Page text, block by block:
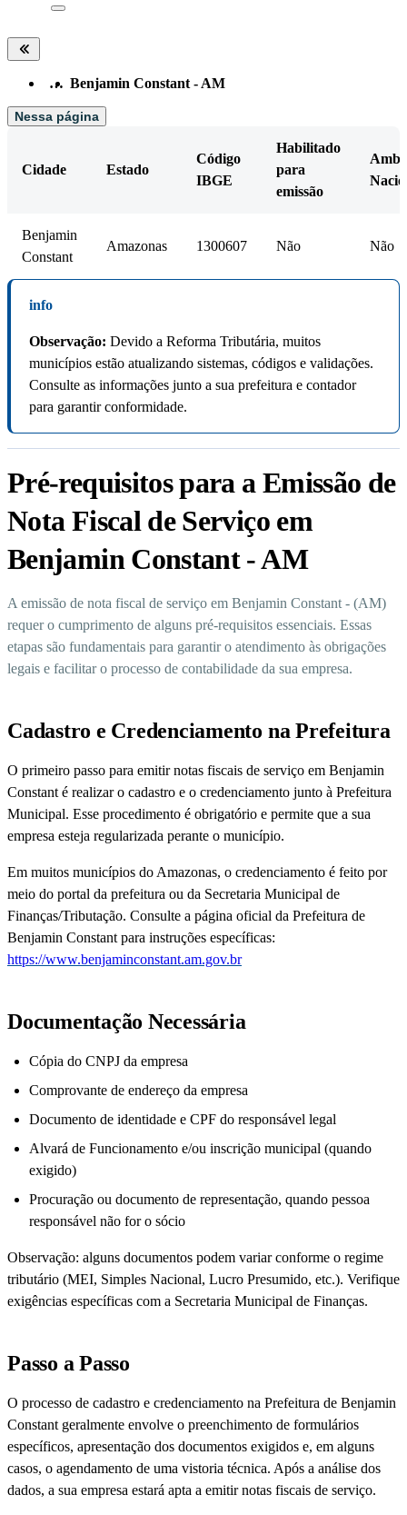
… Benjamin Constant - AM
Nessa página
Cidade Estado
Código
IBGE
Habilitado
para
emissão
Amb.
Benjamin
Constant
Amazonas 1300607 Não Não
info
Observação: Devido a Reforma Tributária, muitos
municípios estão atualizando sistemas, códigos e validações.
Consulte as informações junto a sua prefeitura e contador
para garantir conformidade.
Pré-requisitos para a Emissão de
Nota Fiscal de Serviço em
Benjamin Constant - AM
A emissão de nota fiscal de serviço em Benjamin Constant - (AM)
requer o cumprimento de alguns pré-requisitos essenciais. Essas
etapas são fundamentais para garantir o atendimento às obrigações
legais e facilitar o processo de contabilidade da sua empresa.
Cadastro e Credenciamento na Prefeitura
O primeiro passo para emitir notas fiscais de serviço em Benjamin
Constant é realizar o cadastro e o credenciamento junto à Prefeitura
Municipal. Esse procedimento é obrigatório e permite que a sua
empresa esteja regularizada perante o município.
Em muitos municípios do Amazonas, o credenciamento é feito por
meio do portal da prefeitura ou da Secretaria Municipal de
Finanças/Tributação. Consulte a página oficial da Prefeitura de
Benjamin Constant para instruções específicas:
https://www.benjaminconstant.am.gov.br
Documentação Necessária
Cópia do CNPJ da empresa
Comprovante de endereço da empresa
Documento de identidade e CPF do responsável legal
Alvará de Funcionamento e/ou inscrição municipal (quando
exigido)
Procuração ou documento de representação, quando pessoa
responsável não for o sócio
Observação: alguns documentos podem variar conforme o regime
tributário (MEI, Simples Nacional, Lucro Presumido, etc.). Verifique
exigências específicas com a Secretaria Municipal de Finanças.
Passo a Passo
O processo de cadastro e credenciamento na Prefeitura de Benjamin
Constant geralmente envolve o preenchimento de formulários
específicos, apresentação dos documentos exigidos e, em alguns
casos, o agendamento de uma vistoria técnica. Após a análise dos
dados, a sua empresa estará apta a emitir notas fiscais de serviço.